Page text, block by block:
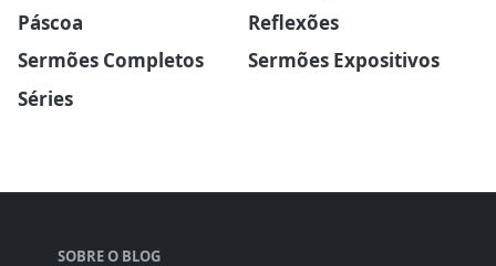
Páscoa
Reflexões
Sermões Completos
Sermões Expositivos
Séries
SOBRE O BLOG